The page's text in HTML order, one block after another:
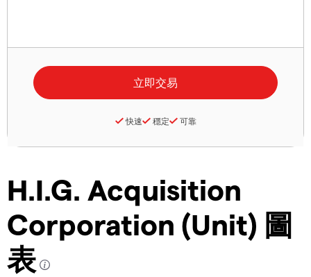
H.I.G. Acquisition
Corporation (Unit) 圖
表
快速 穩定 可靠